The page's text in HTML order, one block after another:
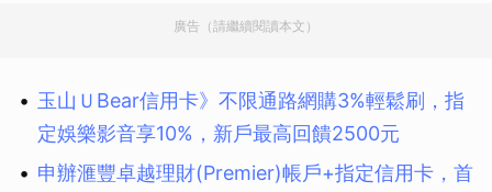
廣告（請繼續閱讀本文）
玉山ＵBear信用卡》不限通路網購3%輕鬆刷，指
定娛樂影音享10%，新戶最高回饋2500元
申辦滙豐卓越理財(Premier)帳戶+指定信用卡，首